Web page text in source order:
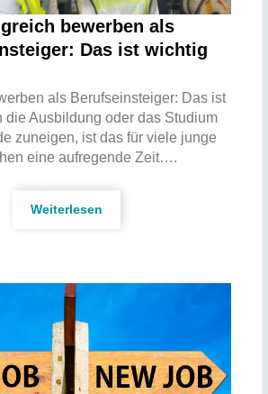
bewerben als
Das ist wichtig
als Berufseinsteiger: Das ist
die Ausbildung oder das Studium
zuneigen, ist das für viele junge
eine aufregende Zeit….
Weiterlesen